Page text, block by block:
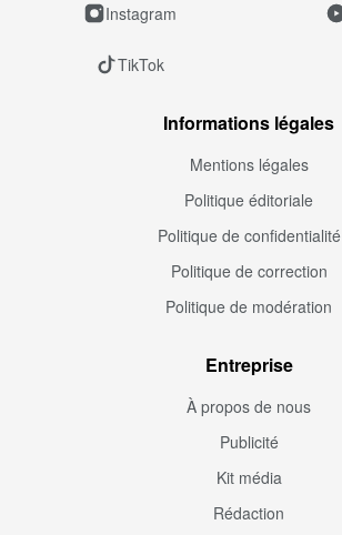
Instagram
TikTok
Informations légales
Mentions légales
Politique éditoriale
Politique de confidentialité
Politique de correction
Politique de modération
Entreprise
À propos de nous
Publicité
Kit média
Rédaction